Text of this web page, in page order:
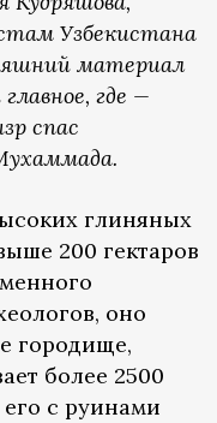
Узбекистана
материал
где —
спас
глиняных
200 гектаров
оно
городище,
более 2500
с руинами